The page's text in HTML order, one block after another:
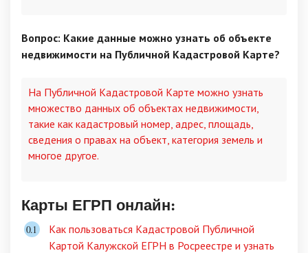
Вопрос: Какие данные можно узнать об объекте
недвижимости на Публичной Кадастровой Карте?
На Публичной Кадастровой Карте можно узнать
множество данных об объектах недвижимости,
такие как кадастровый номер, адрес, площадь,
сведения о правах на объект, категория земель и
многое другое.
Карты ЕГРП онлайн:
Как пользоваться Кадастровой Публичной
Картой Калужской ЕГРН в Росреестре и узнать